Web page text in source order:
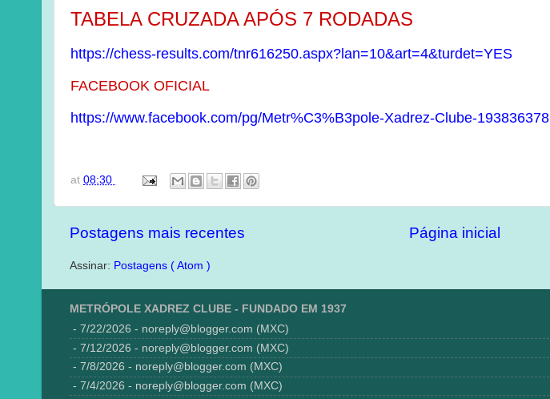
TABELA CRUZADA APÓS 7 RODADAS
https://chess-results.com/tnr616250.aspx?lan=10&art=4&turdet=YES
FACEBOOK OFICIAL
https://www.facebook.com/pg/Metr%C3%B3pole-Xadrez-Clube-
at 08:30
Postagens mais recentes Página inicial
Assinar: Postagens ( Atom )
METRÓPOLE XADREZ CLUBE - FUNDADO EM 1937
- 7/22/2026 - noreply@blogger.com (MXC)
- 7/12/2026 - noreply@blogger.com (MXC)
- 7/8/2026 - noreply@blogger.com (MXC)
- 7/4/2026 - noreply@blogger.com (MXC)